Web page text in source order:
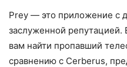
Prey — это приложение с
заслуженной
вам найти пропавший
сравнению с Cerberus,